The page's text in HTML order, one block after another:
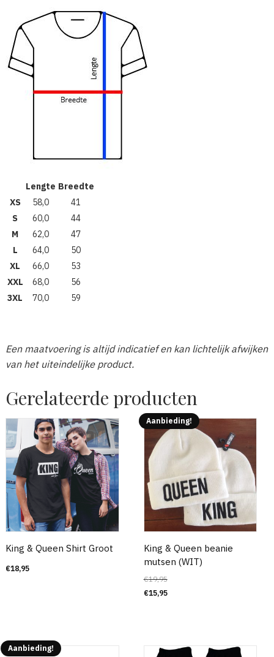
Lengte Breedte
XS
58,0
41
S
60,0
44
M
62,0
47
L
64,0
50
XL
66,0
53
XXL
68,0
56
3XL
70,0 59
Een maatvoering is altijd indicatief en kan lichtelijk afwijken
van het uiteindelijke product.
Gerelateerde producten
King & Queen Shirt Groot
€18,95
Aanbieding!
King & Queen beanie
mutsen (WIT)
€19,95
€15,95
Aanbieding!